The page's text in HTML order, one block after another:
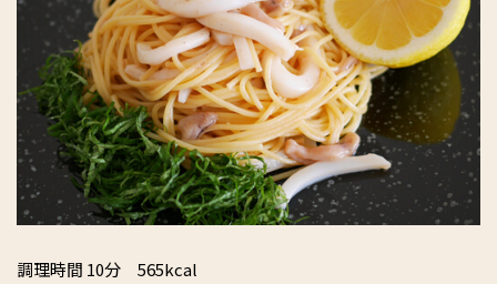
調理時間 10分 565kcal